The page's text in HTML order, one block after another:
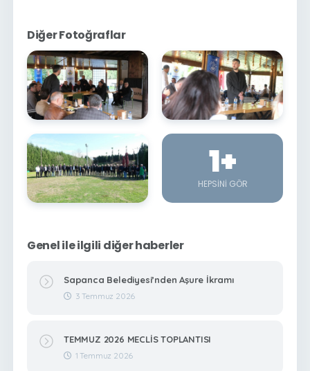
Diğer Fotoğraflar
1+
HEPSINI GÖR
Genel ile ilgili diğer haberler
Sapanca Belediyesi’nden Aşure İkramı
3 Temmuz 2026
TEMMUZ 2026 MECLİS TOPLANTISI
1 Temmuz 2026